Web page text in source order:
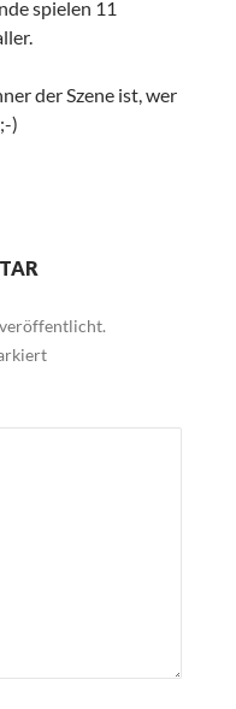
spielen 11
der Szene ist, wer
)